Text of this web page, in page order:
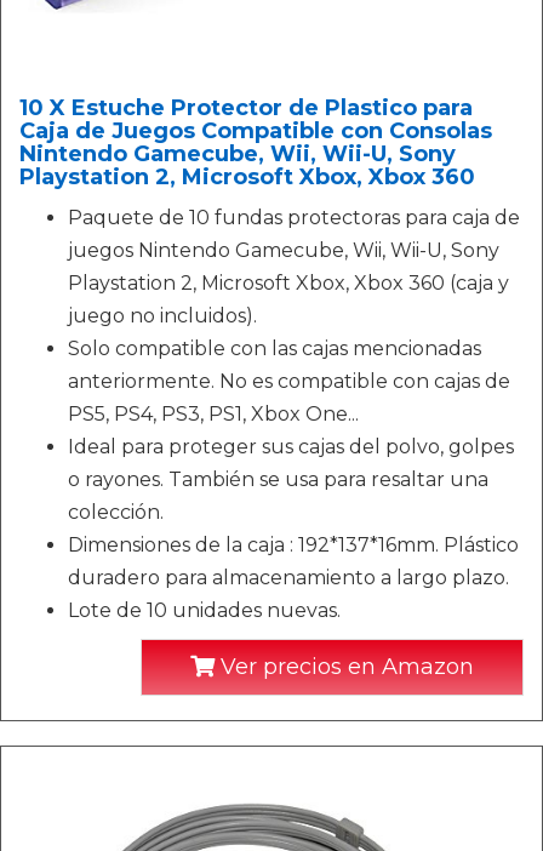
10 X Estuche Protector de Plastico para
Caja de Juegos Compatible con Consolas
Nintendo Gamecube, Wii, Wii-U, Sony
Playstation 2, Microsoft Xbox, Xbox 360
Paquete de 10 fundas protectoras para caja de
juegos Nintendo Gamecube, Wii, Wii-U, Sony
Playstation 2, Microsoft Xbox, Xbox 360 (caja y
juego no incluidos).
Solo compatible con las cajas mencionadas
anteriormente. No es compatible con cajas de
PS5, PS4, PS3, PS1, Xbox One...
Ideal para proteger sus cajas del polvo, golpes
o rayones. También se usa para resaltar una
colección.
Dimensiones de la caja : 192*137*16mm. Plástico
duradero para almacenamiento a largo plazo.
Lote de 10 unidades nuevas.
Ver precios en Amazon